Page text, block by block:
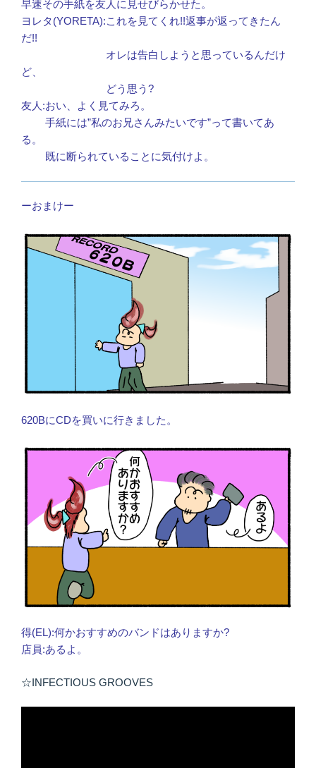
早速その手紙を友人に見せびらかせた。
ヨレタ(YORETA):これを見てくれ!!返事が返ってきたん
だ!!
オレは告白しようと思っているんだけ
ど、
どう思う?
友人:おい、よく見てみろ。
手紙には”私のお兄さんみたいです”って書いてあ
る。
既に断られていることに気付けよ。
ーおまけー
620BにCDを買いに行きました。
得(EL):何かおすすめのバンドはありますか?
店員:あるよ。
☆INFECTIOUS GROOVES